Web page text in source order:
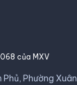
của MXV
Phủ, Phường